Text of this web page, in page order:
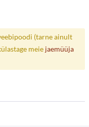
(tarne ainult
meie jaemüüja